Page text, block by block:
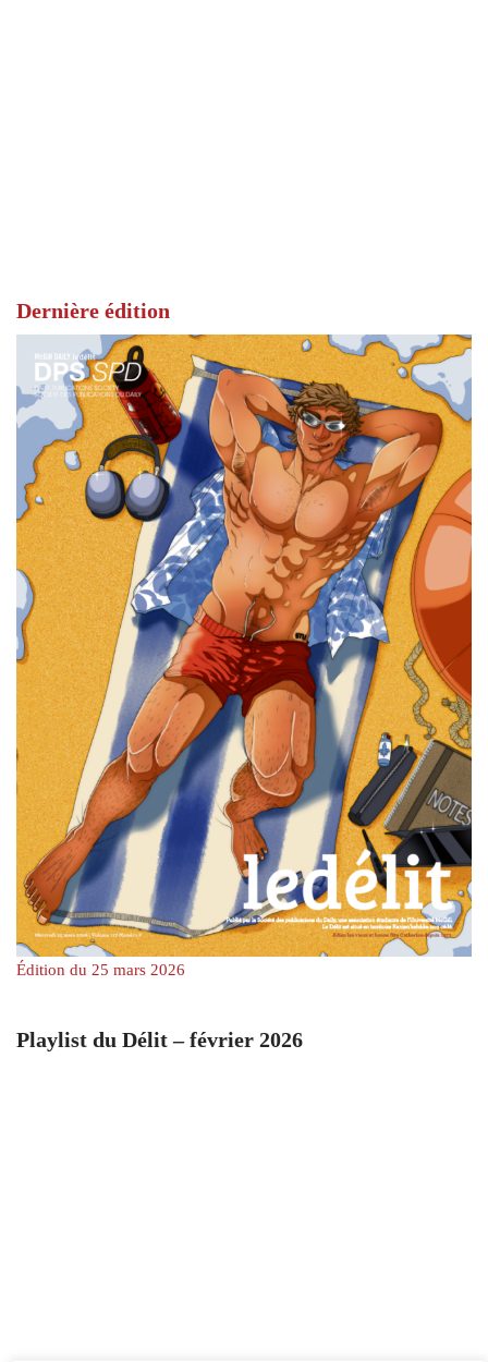
Dernière édition
Édition du 25 mars 2026
Playlist du Délit – février 2026